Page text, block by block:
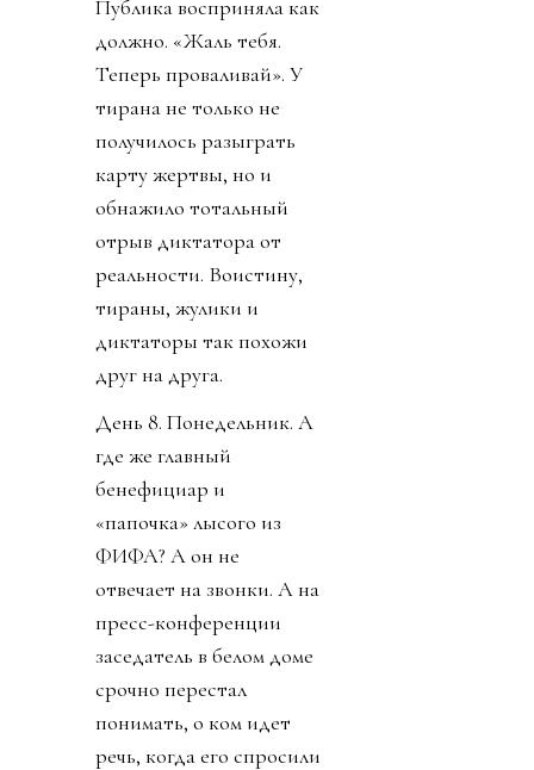
Публика восприняла как
должно. «Жаль тебя.
Теперь проваливай». У
тирана не только не
получилось разыграть
карту жертвы, но и
обнажило тотальный
отрыв диктатора от
реальности. Воистину,
тираны, жулики и
диктаторы так похожи
друг на друга.
День 8. Понедельник. А
где же главный
бенефициар и
«папочка» лысого из
ФИФА? А он не
отвечает на звонки. А на
пресс-конференции
заседатель в белом доме
срочно перестал
понимать, о ком идет
речь, когда его спросили